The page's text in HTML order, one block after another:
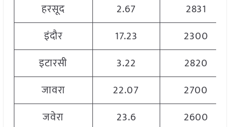
हरसूद
2.67
2831
इंदौर
17.23
2300
इटारसी
3.22
2820
जावरा
22.07
2700
जवेरा
23.6
2600